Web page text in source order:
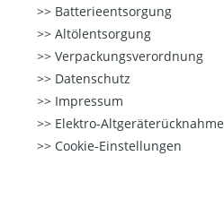
Batterieentsorgung
Altölentsorgung
Verpackungsverordnung
Datenschutz
Impressum
Elektro-Altgeräterücknahme
Cookie-Einstellungen